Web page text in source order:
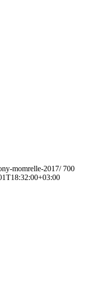
momrelle-2017/ 700